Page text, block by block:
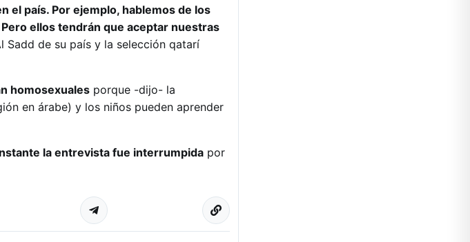
el país. Por ejemplo, hablemos de los
ellos tendrán que aceptar nuestras
de su país y la selección qatarí
homosexuales porque -dijo- la
en árabe) y los niños pueden aprender
la entrevista fue interrumpida por